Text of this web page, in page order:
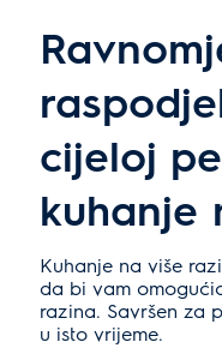
cijeloj
kuhanje
Kuhanje na više
da bi vam
razina. Savršen za
u isto vrijeme.